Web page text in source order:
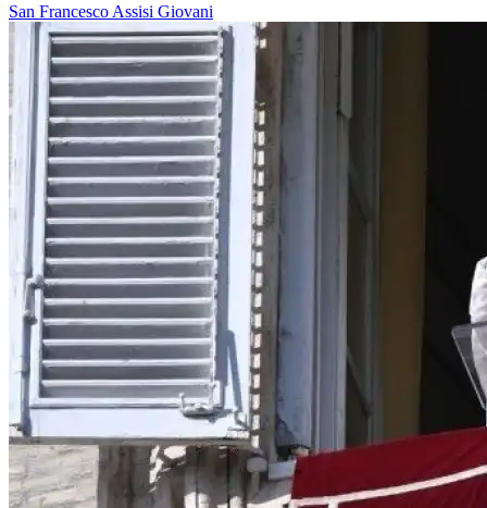
San Francesco Assisi Giovani